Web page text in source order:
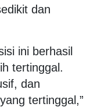
dan
ini berhasil
tertinggal.
dan
tertinggal,”